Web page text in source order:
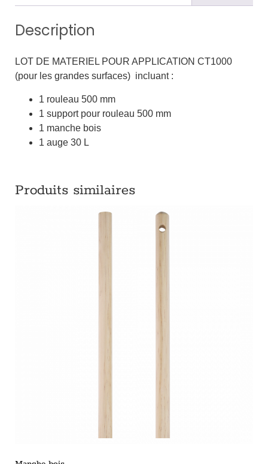
Description
LOT DE MATERIEL POUR APPLICATION CT1000
(pour les grandes surfaces) incluant :
1 rouleau 500 mm
1 support pour rouleau 500 mm
1 manche bois
1 auge 30 L
Produits similaires